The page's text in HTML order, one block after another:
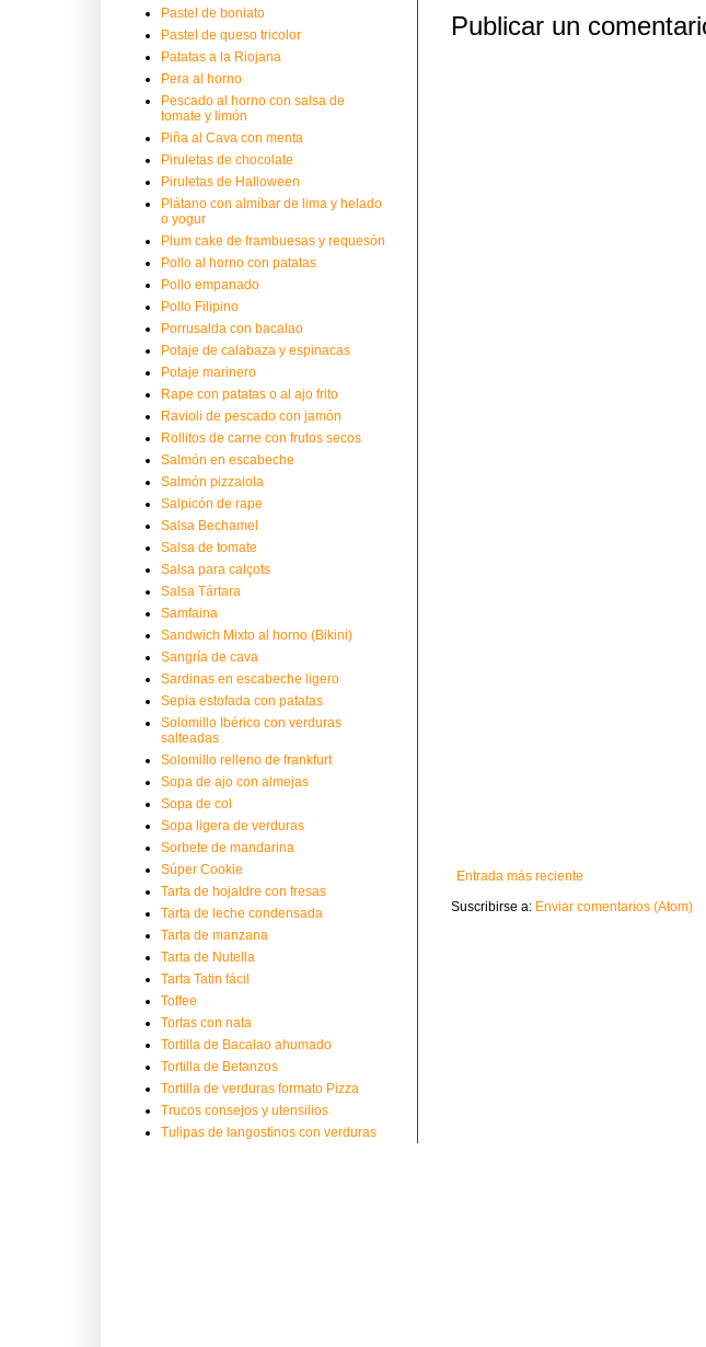
Publicar un
Entrada más reciente
Suscribirse a: Enviar comentarios (Atom)
Pastel de boniato
Pastel de queso tricolor
Patatas a la Riojana
Pera al horno
Pescado al horno con salsa de
tomate y limón
Piña al Cava con menta
Piruletas de chocolate
Piruletas de Halloween
Plátano con almíbar de lima y helado
o yogur
Plum cake de frambuesas y requesón
Pollo al horno con patatas
Pollo empanado
Pollo Filipino
Porrusalda con bacalao
Potaje de calabaza y espinacas
Potaje marinero
Rape con patatas o al ajo frito
Ravioli de pescado con jamón
Rollitos de carne con frutos secos
Salmón en escabeche
Salmón pizzaiola
Salpicón de rape
Salsa Bechamel
Salsa de tomate
Salsa para calçots
Salsa Tártara
Samfaina
Sandwich Mixto al horno (Bikini)
Sangría de cava
Sardinas en escabeche ligero
Sepia estofada con patatas
Solomillo Ibérico con verduras
salteadas
Solomillo relleno de frankfurt
Sopa de ajo con almejas
Sopa de col
Sopa ligera de verduras
Sorbete de mandarina
Súper Cookie
Tarta de hojaldre con fresas
Tarta de leche condensada
Tarta de manzana
Tarta de Nutella
Tarta Tatin fácil
Toffee
Tortas con nata
Tortilla de Bacalao ahumado
Tortilla de Betanzos
Tortilla de verduras formato Pizza
Trucos consejos y utensilios
Tulipas de langostinos con verduras